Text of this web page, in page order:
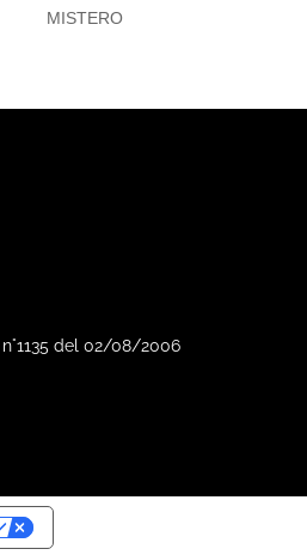
MISTERO
del 02/08/2006